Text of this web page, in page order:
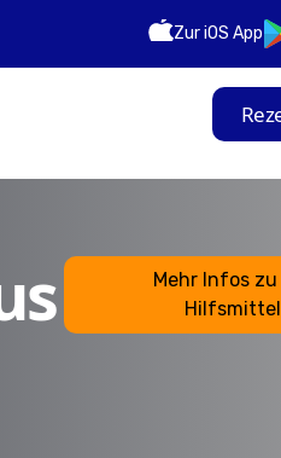
Zur iOS App
Mehr Infos zu